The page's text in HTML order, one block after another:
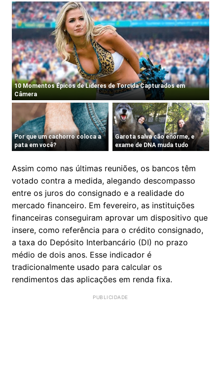
Assim como nas últimas reuniões, os bancos têm
votado contra a medida, alegando descompasso
entre os juros do consignado e a realidade do
mercado financeiro. Em fevereiro, as instituições
financeiras conseguiram aprovar um dispositivo que
insere, como referência para o crédito consignado,
a taxa do Depósito Interbancário (DI) no prazo
médio de dois anos. Esse indicador é
tradicionalmente usado para calcular os
rendimentos das aplicações em renda fixa.